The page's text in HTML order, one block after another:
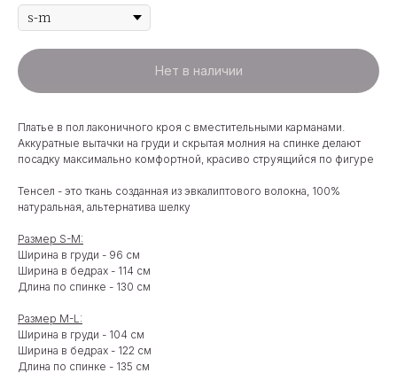
Нет в наличии
Платье в пол лаконичного кроя с вместительными карманами.
Аккуратные вытачки на груди и скрытая молния на спинке делают
посадку максимально комфортной, красиво струящийся по фигуре
Тенсел - это ткань созданная из эвкалиптового волокна, 100%
натуральная, альтернатива шелку
Размер S-M:
Ширина в груди - 96 см
Ширина в бедрах - 114 см
Длина по спинке - 130 см
Размер M-L:
Ширина в груди - 104 см
Ширина в бедрах - 122 см
Длина по спинке - 135 см